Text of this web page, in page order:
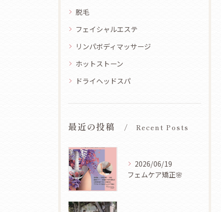
脱毛
フェイシャルエステ
リンパボディマッサージ
ホットストーン
ドライヘッドスパ
最近の投稿 Recent Posts
2026/06/19
フェムケア矯正🌸